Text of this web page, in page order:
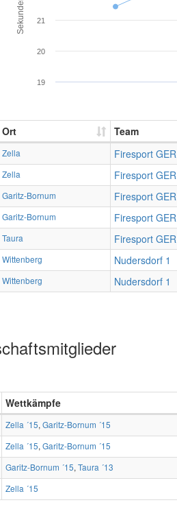
Sekunden
19
20
21
Ort Team
Zella Firesport GER
Zella Firesport GER
Garitz-Bornum Firesport GER
Garitz-Bornum Firesport GER
Taura Firesport GER
Wittenberg Nudersdorf 1
Wittenberg Nudersdorf 1
Wettkämpfe
Zella ´15, Garitz-Bornum ´15
Zella ´15, Garitz-Bornum ´15
Garitz-Bornum ´15, Taura ´13
Zella ´15